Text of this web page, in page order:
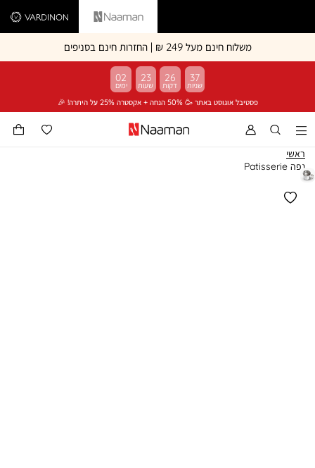
Vardinon Naaman
משלוח חינם מעל 249 ₪ | החזרות חינם בסניפים
פסטיבל אוגוסט באתר 🥳 50% הנחה + אקסטרה 25% על היתרה! 🎉
02 23 26 37
ראשי
נפה Patisserie